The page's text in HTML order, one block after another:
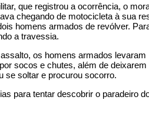
que registrou a ocorrência, o
chegando de motocicleta à sua
homens armados de revólver.
a travessia.
os homens armados
socos e chutes, além de
se soltar e procurou socorro.
para tentar descobrir o paradeiro